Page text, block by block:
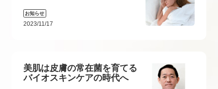
お知らせ
2023/11/17
美肌は皮膚の常在菌を育てる
バイオスキンケアの時代へ